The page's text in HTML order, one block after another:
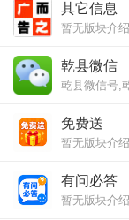
其它信息
暂无版块介绍
乾县微信
乾县微信号,
免费送
暂无版块介绍
有问必答
暂无版块介绍